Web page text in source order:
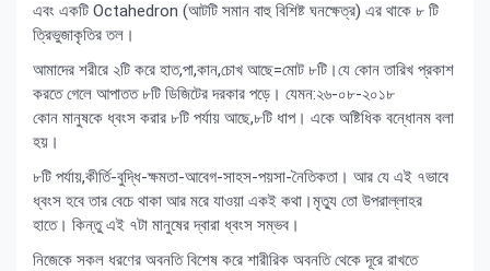
এবং একটি Octahedron (আটটি সমান বাহু বিশিষ্ট ঘনক্ষেত্র) এর থাকে ৮ টি
ত্রিভুজাকৃতির তল।
আমাদের শরীরে ২টি করে হাত,পা,কান,চোখ আছে=মোট ৮টি।যে কোন তারিখ প্রকাশ
করতে গেলে আপাতত ৮টি ডিজিটের দরকার পড়ে। যেমন:২৬-০৮-২০১৮
কোন মানুষকে ধ্বংস করার ৮টি পর্যায় আছে,৮টি ধাপ। একে অষ্টিধিক বন্ধোনম বলা
হয়।
৮টি পর্যায়,কীর্তি-বুদ্ধি-ক্ষমতা-আবেগ-সাহস-পয়সা-নৈতিকতা। আর যে এই ৭ভাবে
ধ্বংস হবে তার বেচে থাকা আর মরে যাওয়া একই কথা।মৃত্যু তো উপরাল্লাহর
হাতে। কিন্তু এই ৭টা মানুষের দ্বারা ধ্বংস সম্ভব।
নিজেকে সকল ধরণের অবনতি বিশেষ করে শারীরিক অবনতি থেকে দূরে রাখতে